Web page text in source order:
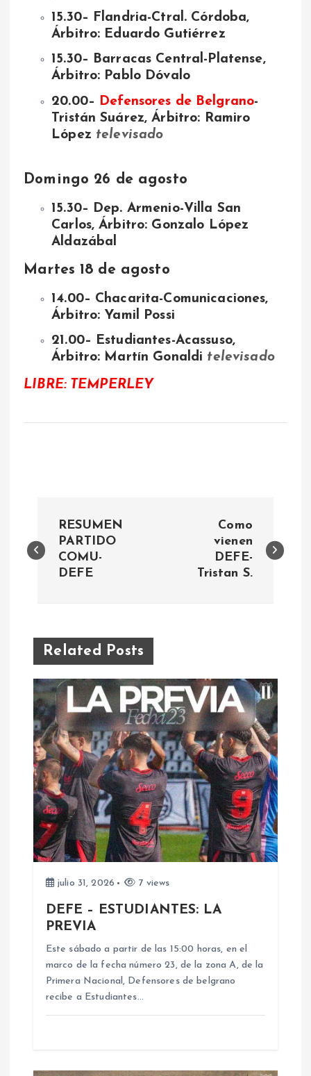
15.30– Flandria-Ctral. Córdoba,
Árbitro: Eduardo Gutiérrez
15.30– Barracas Central-Platense,
Árbitro: Pablo Dóvalo
20.00– Defensores de Belgrano-
Tristán Suárez, Árbitro: Ramiro
López televisado
Domingo 26 de agosto
15.30– Dep. Armenio-Villa San
Carlos, Árbitro: Gonzalo López
Aldazábal
Martes 18 de agosto
14.00– Chacarita-Comunicaciones,
Árbitro: Yamil Possi
21.00– Estudiantes-Acassuso,
Árbitro: Martín Gonaldi televisado
LIBRE: TEMPERLEY
a
a
c
ó
n
d
RESUMEN
PARTIDO
COMU-
DEFE
Como
vienen
DEFE-
Tristan S.
Related Posts
julio 31, 2026 7 views
DEFE – ESTUDIANTES: LA
PREVIA
Este sábado a partir de las 15:00 horas, en el
marco de la fecha número 23, de la zona A, de la
Primera Nacional, Defensores de belgrano
recibe a Estudiantes…